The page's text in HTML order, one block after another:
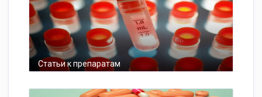
Статьи к препаратам